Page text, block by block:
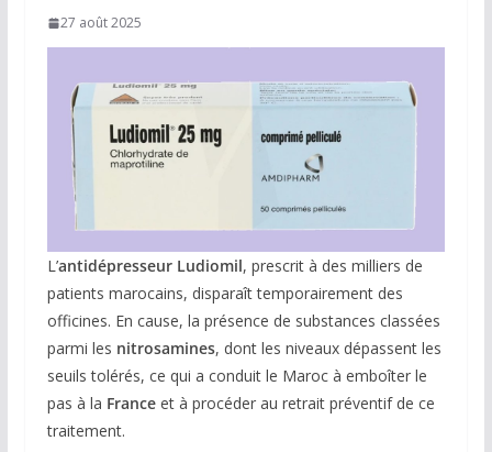
27 août 2025
L’antidépresseur Ludiomil, prescrit à des milliers de
patients marocains, disparaît temporairement des
officines. En cause, la présence de substances classées
parmi les nitrosamines, dont les niveaux dépassent les
seuils tolérés, ce qui a conduit le Maroc à emboîter le
pas à la France et à procéder au retrait préventif de ce
traitement.